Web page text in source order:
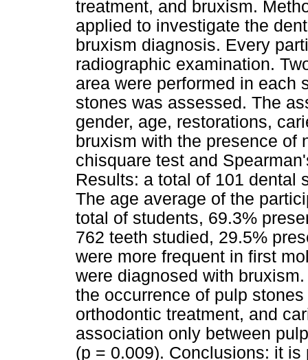
treatment, and bruxism.
applied to investigate the
bruxism diagnosis. Every
radiographic examination.
area were performed in each
stones was assessed. The
gender, age, restorations,
bruxism with the presence of
chisquare test and
Results: a total of 101 dental
The age average of the
total of students, 69.3%
762 teeth studied, 29.5%
were more frequent in first
were diagnosed with
the occurrence of pulp
orthodontic treatment, and
association only between
(p = 0.009). Conclusions: it